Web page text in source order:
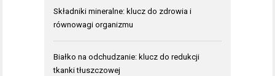
Składniki mineralne: klucz do zdrowia i
równowagi organizmu
Białko na odchudzanie: klucz do redukcji
tkanki tłuszczowej